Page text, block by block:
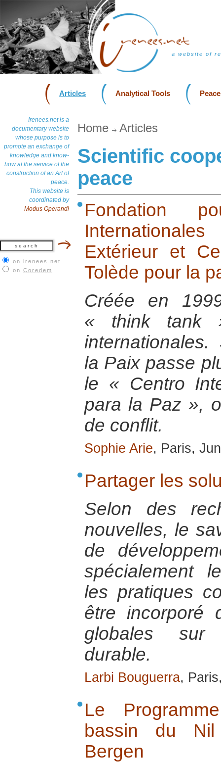
a website of
Articles Analytical Tools
Irenees.net is a
documentary website
whose purpose is to
promote an exchange of
knowledge and know-
how at the service of the
construction of an Art of
peace.
This website is
coordinated by
Modus Operandi
on irenees.net
on Coredem
Home Articles
Scientific
peace
Fondation
Extérieur et
Tolède pour la
Créée en
« think tank
la Paix passe
le « Centro
para la Paz »,
de conflit.
Sophie Arie, Paris,
Partager les
Selon des
nouvelles, le
de
spécialement
les pratiques
être incorporé
globales sur
durable.
Larbi Bouguerra,
Le
bassin du Nil
Bergen